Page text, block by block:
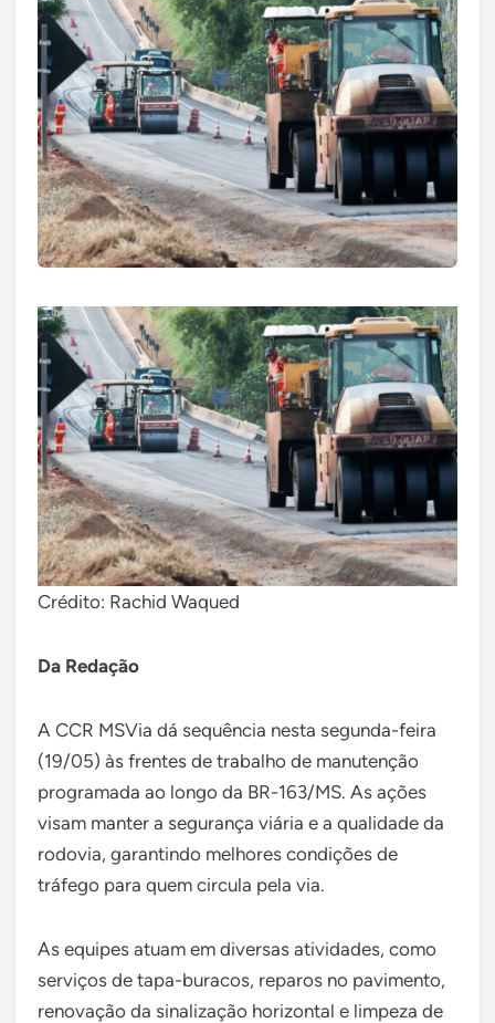
Crédito: Rachid Waqued
Da Redação
A CCR MSVia dá sequência nesta segunda-feira
(19/05) às frentes de trabalho de manutenção
programada ao longo da BR-163/MS. As ações
visam manter a segurança viária e a qualidade da
rodovia, garantindo melhores condições de
tráfego para quem circula pela via.
As equipes atuam em diversas atividades, como
serviços de tapa-buracos, reparos no pavimento,
renovação da sinalização horizontal e limpeza de